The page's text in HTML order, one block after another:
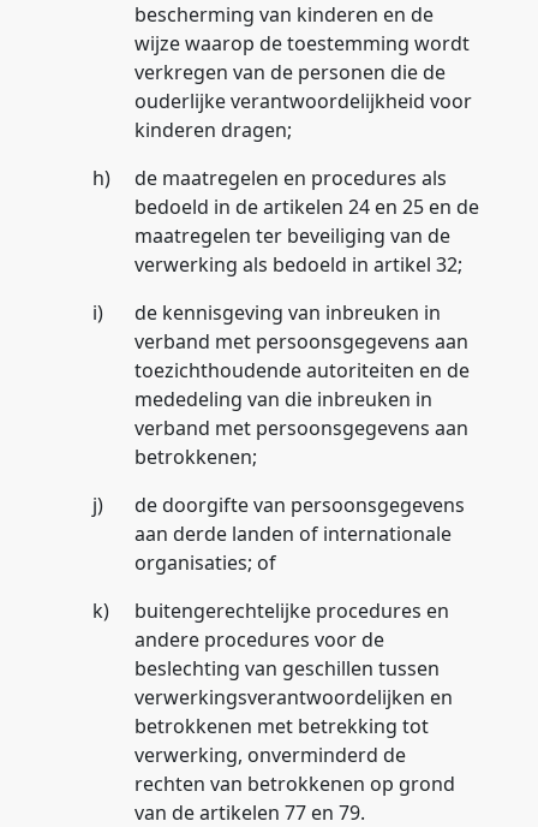
bescherming van kinderen en de
wijze waarop de toestemming wordt
verkregen van de personen die de
ouderlijke verantwoordelijkheid voor
kinderen dragen;
h)
de maatregelen en procedures als
bedoeld in de artikelen 24 en 25 en de
maatregelen ter beveiliging van de
verwerking als bedoeld in artikel 32;
i)
de kennisgeving van inbreuken in
verband met persoonsgegevens aan
toezichthoudende autoriteiten en de
mededeling van die inbreuken in
verband met persoonsgegevens aan
betrokkenen;
j)
de doorgifte van persoonsgegevens
aan derde landen of internationale
organisaties; of
k)
buitengerechtelijke procedures en
andere procedures voor de
beslechting van geschillen tussen
verwerkingsverantwoordelijken en
betrokkenen met betrekking tot
verwerking, onverminderd de
rechten van betrokkenen op grond
van de artikelen 77 en 79.